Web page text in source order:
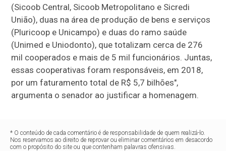
(Sicoob Central, Sicoob Metropolitano e Sicredi
União), duas na área de produção de bens e serviços
(Pluricoop e Unicampo) e duas do ramo saúde
(Unimed e Uniodonto), que totalizam cerca de 276
mil cooperados e mais de 5 mil funcionários. Juntas,
essas cooperativas foram responsáveis, em 2018,
por um faturamento total de R$ 5,7 bilhões",
argumenta o senador ao justificar a homenagem.
* O conteúdo de cada comentário é de responsabilidade de quem realizá-lo.
Nos reservamos ao direito de reprovar ou eliminar comentários em desacordo
com o propósito do site ou que contenham palavras ofensivas.